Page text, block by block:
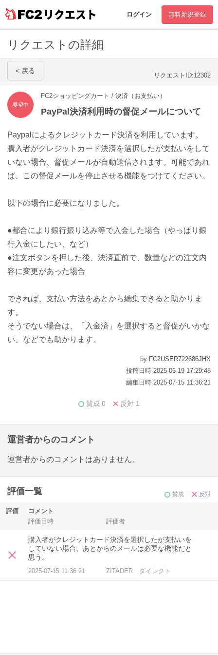
リクエスト ログイン 無料新規登録
リクエストの詳細
< 戻る
リクエストID:12302
要望中
FC2ショッピングカート / 決済（お支払い）
PayPal決済利用時の督促メールについて
Paypalによるクレジットカード決済を利用しています。
購入者がクレジットカード決済を選択したが支払いをして
いない場合、督促メールが自動送信されます。可能であれ
ば、この督促メールを停止させる機能をつけてください。
以下の場合に必要になりました。
●都合により銀行振り込み等で入金した場合（やっぱり銀
行入金にしたい、など）
●注文ボタンを押した後、決済直前で、数量などの注文内
容に変更があった場合
できれば、支払い方法をあとから編集できると助かりま
す。
そうでない場合は、「入金済」を選択すると督促がいかな
い、などでも助かります。
by FC2USER722686JHX
投稿日時 2025-06-19 17:29:48
編集日時 2025-07-15 11:36:21
賛成 0 反対 1
運営者からのコメント
運営者からのコメントはありません。
評価一覧 賛成 反対
評価
コメント
評価日時
評価者
購入者がクレジットカード決済を選択したが支払いを
していない場合、あとからのメールは必要な機能だと
思う。
2025-07-15 11:36:21 ZITADER ダイレクト